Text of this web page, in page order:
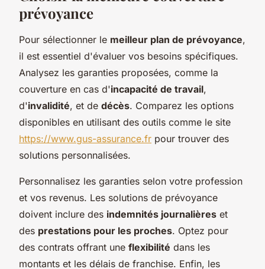
prévoyance
Pour sélectionner le meilleur plan de prévoyance,
il est essentiel d'évaluer vos besoins spécifiques.
Analysez les garanties proposées, comme la
couverture en cas d'incapacité de travail,
d'invalidité, et de décès. Comparez les options
disponibles en utilisant des outils comme le site
https://www.gus-assurance.fr pour trouver des
solutions personnalisées.
Personnalisez les garanties selon votre profession
et vos revenus. Les solutions de prévoyance
doivent inclure des indemnités journalières et
des prestations pour les proches. Optez pour
des contrats offrant une flexibilité dans les
montants et les délais de franchise. Enfin, les